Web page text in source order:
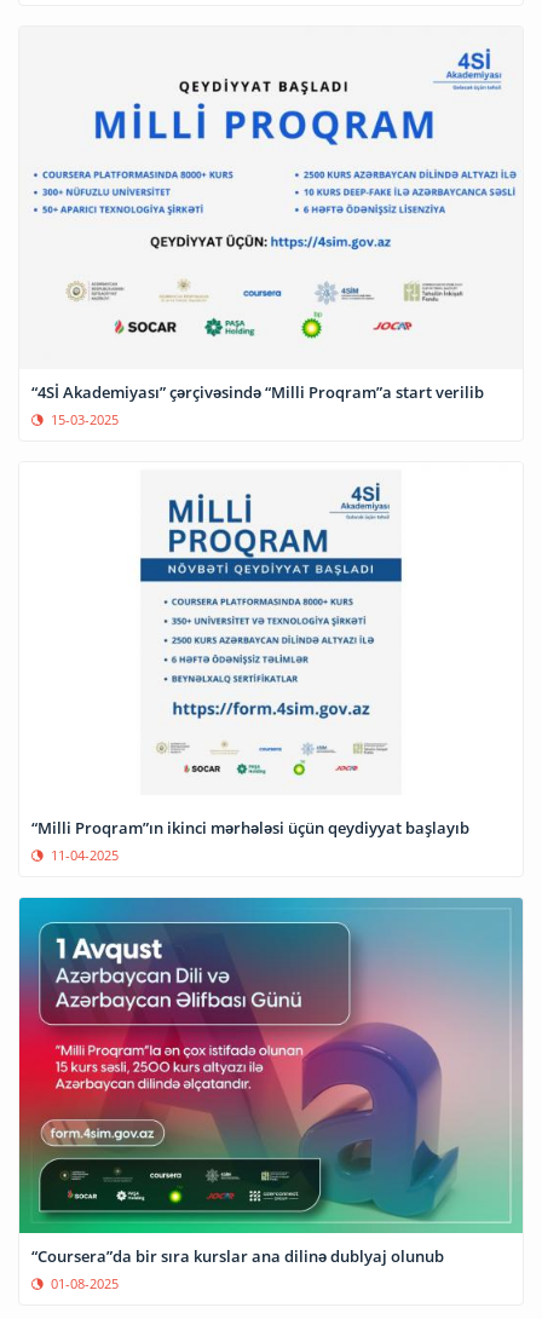
“4Sİ Akademiyası” çərçivəsində “Milli Proqram”a start verilib
15-03-2025
“Milli Proqram”ın ikinci mərhələsi üçün qeydiyyat başlayıb
11-04-2025
“Coursera”da bir sıra kurslar ana dilinə dublyaj olunub
01-08-2025